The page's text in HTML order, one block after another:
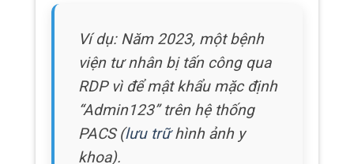
Ví dụ: Năm 2023, một bệnh
viện tư nhân bị tấn công qua
RDP vì để mật khẩu mặc định
“Admin123” trên hệ thống
PACS (lưu trữhình ảnh y
khoa).